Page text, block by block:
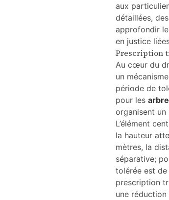
jurisprudence
aux
détaillées,
approfondir
en justice
Prescription
Au cœur du
un
période de
pour les
organisent
L’élément
la hauteur
mètres, la
séparative;
tolérée est
prescription
une